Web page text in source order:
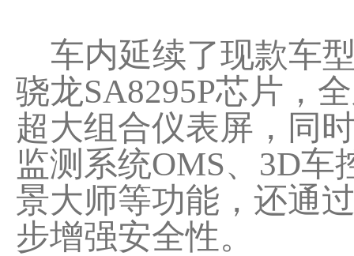
车内延续了现款车
骁龙SA8295P芯片，
超大组合仪表屏，同
监测系统OMS、3D
景大师等功能，还通
步增强安全性。